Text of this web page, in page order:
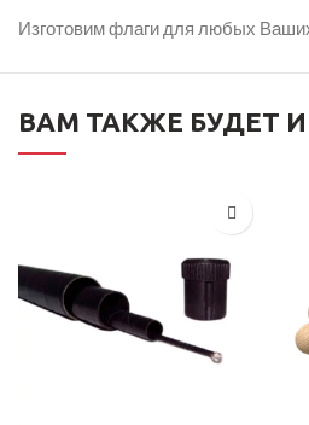
Изготовим флаги для любых
ВАМ ТАКЖЕ БУДЕТ